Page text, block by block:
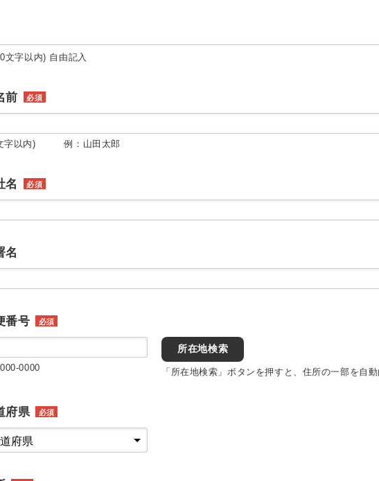
文字以内) 自由記入
前 必須
字以内) 例：山田太郎
名 必須
名
番号 必須
0000
所在地検索
「所在地検索」ボタンを押すと、住所の一部を自動
府県 必須